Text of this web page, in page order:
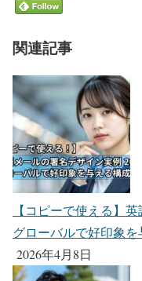
関連記事
【コピーで使える】
グローバルで好印象
2026年4月8日